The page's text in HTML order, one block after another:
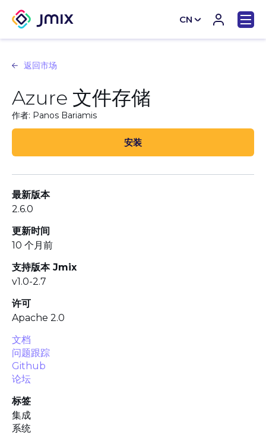
CN
返回市场
Azure 文件存储
作者: Panos Bariamis
安装
最新版本
2.6.0
更新时间
10 个月前
支持版本 Jmix
v1.0-2.7
许可
Apache 2.0
文档
问题跟踪
Github
论坛
标签
集成
系统